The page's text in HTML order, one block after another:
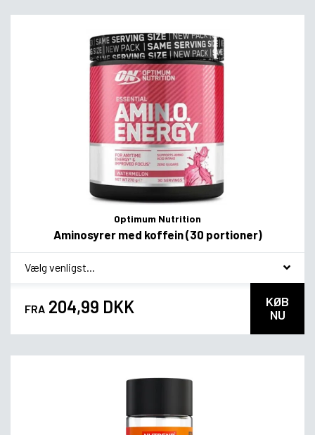
Optimum Nutrition
Aminosyrer med koffein (30 portioner)
* Smagsvariant
FRA 204,99 DKK
KØB
NU